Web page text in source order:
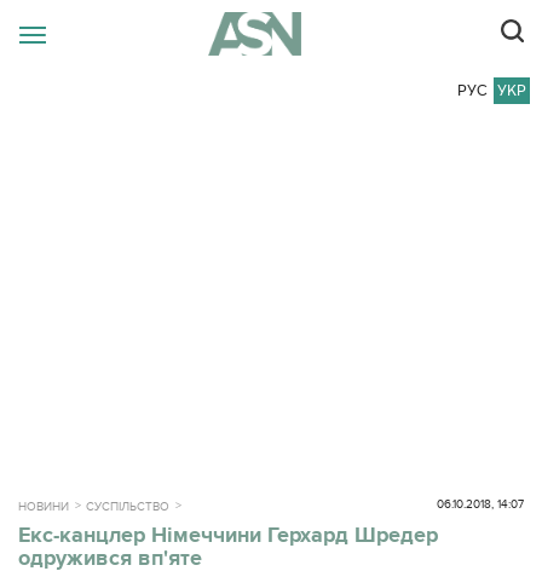
РУС УКР
НОВИНИ СУСПІЛЬСТВО 06.10.2018, 14:07
Екс-канцлер Німеччини Герхард Шредер
одружився вп'яте